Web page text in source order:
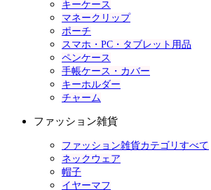
キーケース
マネークリップ
ポーチ
スマホ・PC・タブレット用品
ペンケース
手帳ケース・カバー
キーホルダー
チャーム
ファッション雑貨
ファッション雑貨カテゴリすべて
ネックウェア
帽子
イヤーマフ